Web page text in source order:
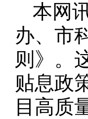
本网
办、市
则》。
贴息政
目高质